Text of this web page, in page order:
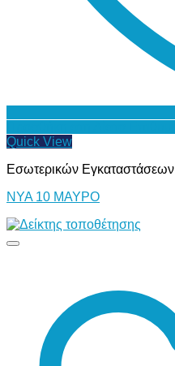
Quick View
Εσωτερικών Εγκαταστάσεων
ΝΥΑ 10 ΜΑΥΡΟ